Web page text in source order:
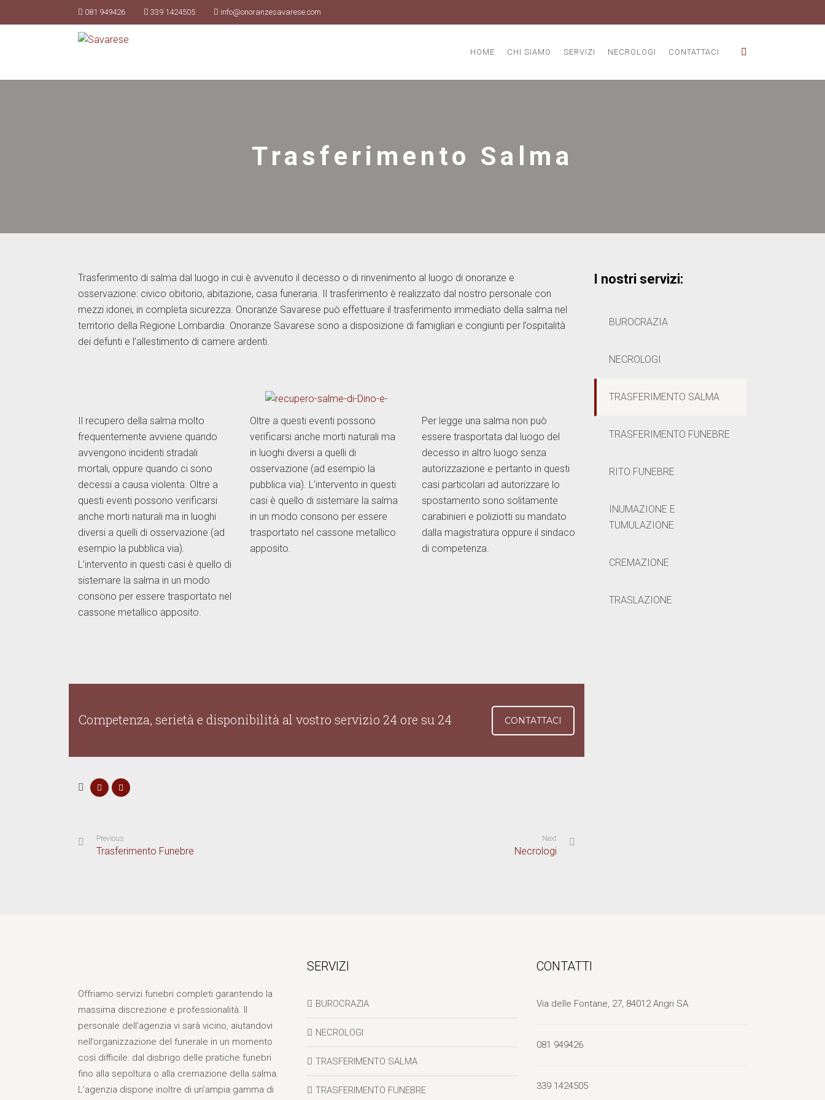
081 949426 339 1424505 info@onoranzesavarese.com
HOME CHI SIAMO SERVIZI NECROLOGI CONTATTACI
Trasferimento Salma
Trasferimento di salma dal luogo in cui è avvenuto il decesso o di rinvenimento al luogo di onoranze e
osservazione: civico obitorio, abitazione, casa funeraria. Il trasferimento è realizzato dal nostro personale con
mezzi idonei, in completa sicurezza. Onoranze Savarese può effettuare il trasferimento immediato della salma nel
territorio della Regione Lombardia. Onoranze Savarese sono a disposizione di famigliari e congiunti per l’ospitalità
dei defunti e l’allestimento di camere ardenti.
Il recupero della salma molto
frequentemente avviene quando
avvengono incidenti stradali
mortali, oppure quando ci sono
decessi a causa violenta. Oltre a
questi eventi possono verificarsi
anche morti naturali ma in luoghi
diversi a quelli di osservazione (ad
esempio la pubblica via).
L’intervento in questi casi è quello di
sistemare la salma in un modo
consono per essere trasportato nel
cassone metallico apposito.
Oltre a questi eventi possono
verificarsi anche morti naturali ma
in luoghi diversi a quelli di
osservazione (ad esempio la
pubblica via). L’intervento in questi
casi è quello di sistemare la salma
in un modo consono per essere
trasportato nel cassone metallico
apposito.
Per legge una salma non può
essere trasportata dal luogo del
decesso in altro luogo senza
autorizzazione e pertanto in questi
casi particolari ad autorizzare lo
spostamento sono solitamente
carabinieri e poliziotti su mandato
dalla magistratura oppure il sindaco
di competenza.
Competenza, serietà e disponibilità al vostro servizio 24 ore su 24 CONTATTACI
Previous
Trasferimento Funebre
Next
Necrologi
I nostri servizi:
BUROCRAZIA
NECROLOGI
TRASFERIMENTO SALMA
TRASFERIMENTO FUNEBRE
RITO FUNEBRE
INUMAZIONE E
TUMULAZIONE
CREMAZIONE
TRASLAZIONE
Offriamo servizi funebri completi garantendo la
massima discrezione e professionalità. Il
personale dell’agenzia vi sarà vicino, aiutandovi
nell’organizzazione del funerale in un momento
così difficile: dal disbrigo delle pratiche funebri
fino alla sepoltura o alla cremazione della salma.
L’agenzia dispone inoltre di un’ampia gamma di
SERVIZI
BUROCRAZIA
NECROLOGI
TRASFERIMENTO SALMA
TRASFERIMENTO FUNEBRE
CONTATTI
Via delle Fontane, 27, 84012 Angri SA
081 949426
339 1424505